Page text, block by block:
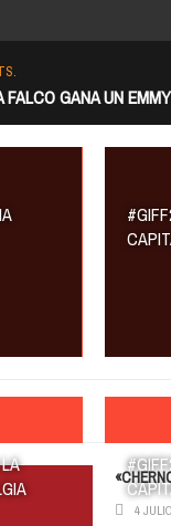
FALCO GANA UN EMMY
ESTRENA AVANCE Y
4